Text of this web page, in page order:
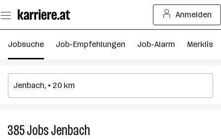
Seiteninhalt
springen
Anmelden
Jobsuche Job-Empfehlungen Job-Alarm Merkliste
385JobsJenbach